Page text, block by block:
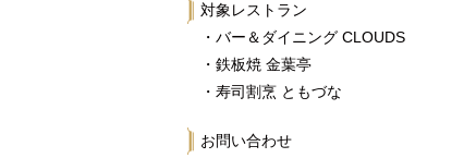
対象レストラン
・バー＆ダイニング CLOUDS
・鉄板焼 金葉亭
・寿司割烹 ともづな
お問い合わせ